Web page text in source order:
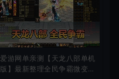
爱游网单亲测【天龙八部单机
版】最新整理全民争霸微变完